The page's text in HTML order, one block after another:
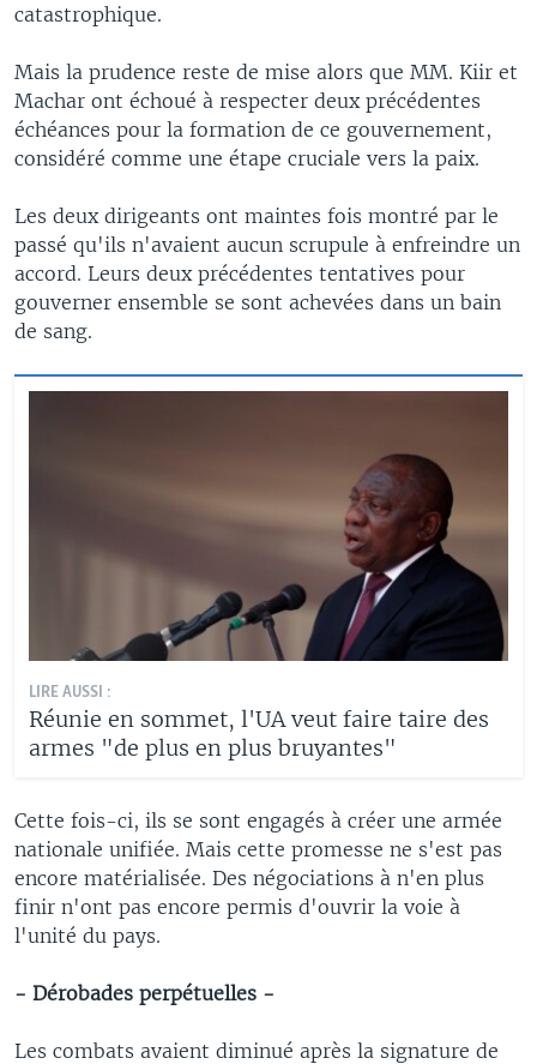
catastrophique.
Mais la prudence reste de mise alors que MM. Kiir et
Machar ont échoué à respecter deux précédentes
échéances pour la formation de ce gouvernement,
considéré comme une étape cruciale vers la paix.
Les deux dirigeants ont maintes fois montré par le
passé qu'ils n'avaient aucun scrupule à enfreindre un
accord. Leurs deux précédentes tentatives pour
gouverner ensemble se sont achevées dans un bain
de sang.
LIRE AUSSI :
Réunie en sommet, l'UA veut faire taire des
armes "de plus en plus bruyantes"
Cette fois-ci, ils se sont engagés à créer une armée
nationale unifiée. Mais cette promesse ne s'est pas
encore matérialisée. Des négociations à n'en plus
finir n'ont pas encore permis d'ouvrir la voie à
l'unité du pays.
- Dérobades perpétuelles -
Les combats avaient diminué après la signature de